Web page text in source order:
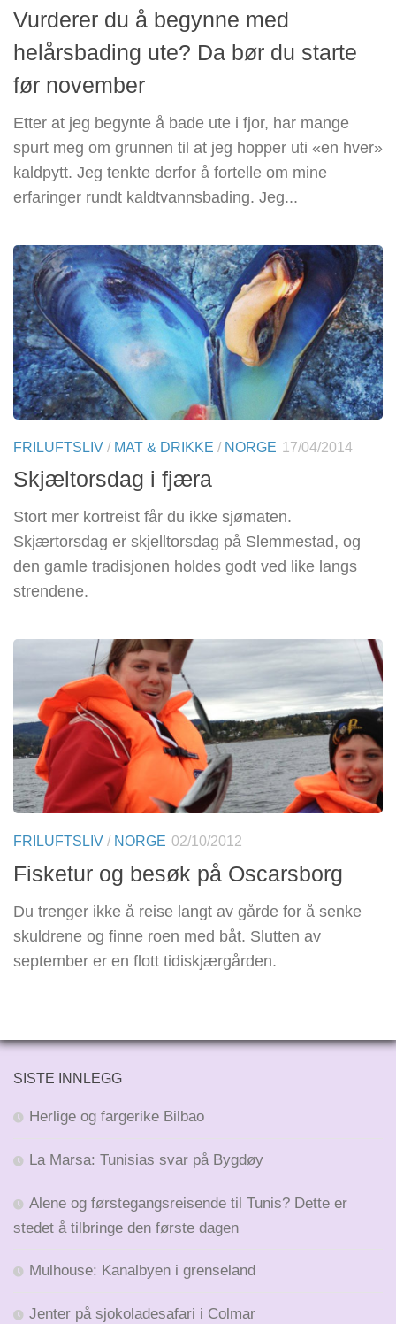
Vurderer du å begynne med
helårsbading ute? Da bør du starte
før november
Etter at jeg begynte å bade ute i fjor, har mange
spurt meg om grunnen til at jeg hopper uti «en hver»
kaldpytt. Jeg tenkte derfor å fortelle om mine
erfaringer rundt kaldtvannsbading. Jeg...
FRILUFTSLIV / MAT & DRIKKE / NORGE 17/04/2014
Skjæltorsdag i fjæra
Stort mer kortreist får du ikke sjømaten.
Skjærtorsdag er skjelltorsdag på Slemmestad, og
den gamle tradisjonen holdes godt ved like langs
strendene.
FRILUFTSLIV / NORGE 02/10/2012
Fisketur og besøk på Oscarsborg
Du trenger ikke å reise langt av gårde for å senke
skuldrene og finne roen med båt. Slutten av
september er en flott tidiskjærgården.
SISTE INNLEGG
Herlige og fargerike Bilbao
La Marsa: Tunisias svar på Bygdøy
Alene og førstegangsreisende til Tunis? Dette er
stedet å tilbringe den første dagen
Mulhouse: Kanalbyen i grenseland
Jenter på sjokoladesafari i Colmar